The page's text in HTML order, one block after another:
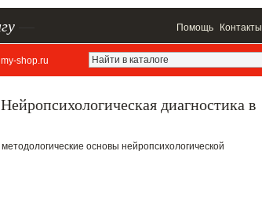
Помощь Контакты
my-shop.ru
диагностика в
основы нейропсихологической